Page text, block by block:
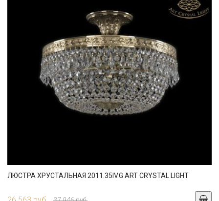
ЛЮСТРА ХРУСТАЛЬНАЯ 2011.35IV.G ART CRYSTAL LIGHT